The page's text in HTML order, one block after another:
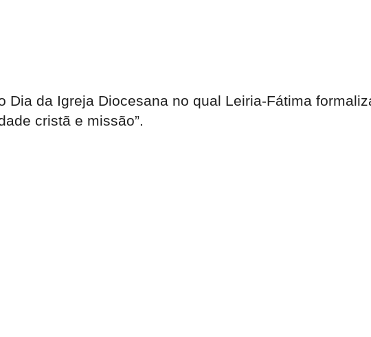
Dia da Igreja Diocesana no qual Leiria-Fátima
cristã e missão”.